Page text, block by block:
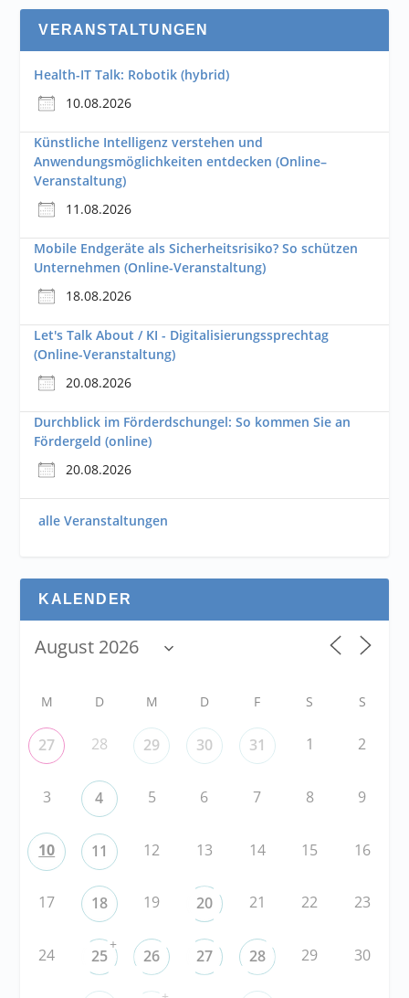
VERANSTALTUNGEN
Health-IT Talk: Robotik (hybrid)
10.08.2026
Künstliche Intelligenz verstehen und
Anwendungsmöglichkeiten entdecken (Online–
Veranstaltung)
11.08.2026
Mobile Endgeräte als Sicherheitsrisiko? So schützen
Unternehmen (Online-Veranstaltung)
18.08.2026
Let's Talk About / KI - Digitalisierungssprechtag
(Online-Veranstaltung)
20.08.2026
Durchblick im Förderdschungel: So kommen Sie an
Fördergeld (online)
20.08.2026
alle Veranstaltungen
KALENDER
M D M D F S S
27 28 29 30 31 1 2
3 4 5 6 7 8 9
10 11 12 13 14 15 16
17 18 19 20 21 22 23
24 25
+
26 27 28 29 30